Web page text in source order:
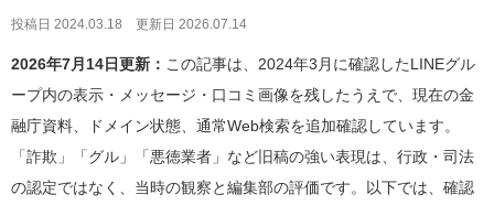
投稿日 2024.03.18 更新日 2026.07.14
2026年7月14日更新： この記事は、2024年3月に確認したLINEグル
ープ内の表示・メッセージ・口コミ画像を残したうえで、現在の金
融庁資料、ドメイン状態、通常Web検索を追加確認しています。
「詐欺」「グル」「悪徳業者」など旧稿の強い表現は、行政・司法
の認定ではなく、当時の観察と編集部の評価です。以下では、確認